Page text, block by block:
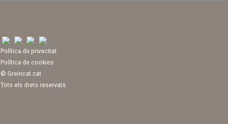
Política de privacitat
Política de cookies
© Greincat.cat
Tots els drets reservats